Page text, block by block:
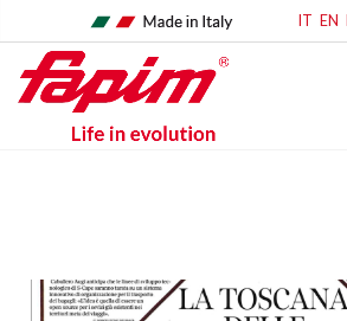
IT EN